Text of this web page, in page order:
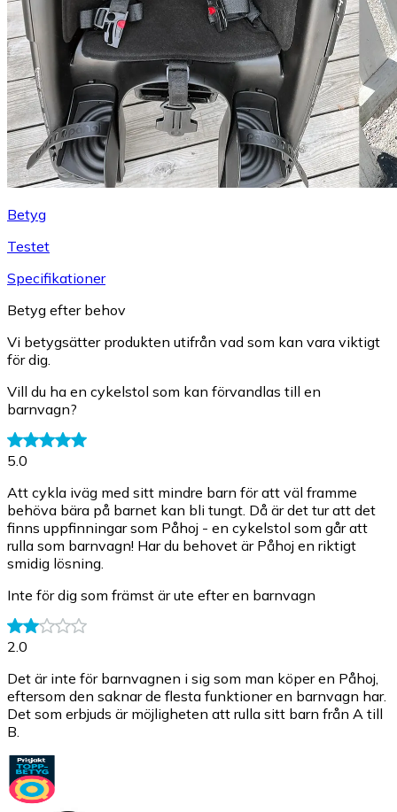
Betyg
Testet
Specifikationer
Betyg efter behov
Vi betygsätter produkten utifrån vad som kan vara viktigt
för dig.
Vill du ha en cykelstol som kan förvandlas till en
barnvagn?
5.0
Att cykla iväg med sitt mindre barn för att väl framme
behöva bära på barnet kan bli tungt. Då är det tur att det
finns uppfinningar som Påhoj - en cykelstol som går att
rulla som barnvagn! Har du behovet är Påhoj en riktigt
smidig lösning.
Inte för dig som främst är ute efter en barnvagn
2.0
Det är inte för barnvagnen i sig som man köper en Påhoj,
eftersom den saknar de flesta funktioner en barnvagn har.
Det som erbjuds är möjligheten att rulla sitt barn från A till
B.